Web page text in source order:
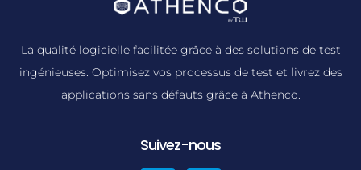
La qualité logicielle facilitée grâce à des solutions de test
ingénieuses. Optimisez vos processus de test et livrez des
applications sans défauts grâce à Athenco.
Suivez-nous